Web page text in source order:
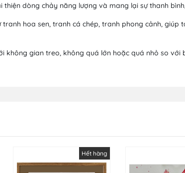
thiện dòng chảy năng lượng và mang lại sự thanh
hoa sen, tranh cá chép, tranh phong cảnh, giúp
không gian treo, không quá lớn hoặc quá nhỏ so
Hết hàng